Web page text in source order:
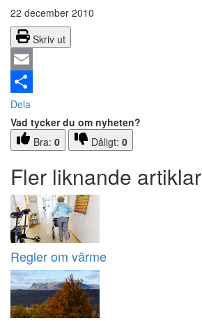
22 december 2010
Skriv ut
Email
Dela
Vad tycker du om nyheten?
Bra: 0 Dåligt: 0
Fler liknande artiklar
Regler om värme